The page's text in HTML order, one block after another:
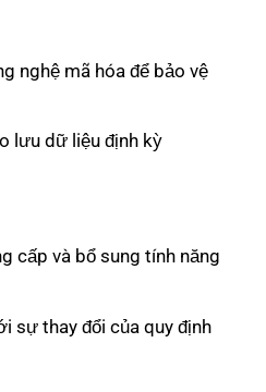
nghệ mã hóa để bảo vệ
lưu dữ liệu định kỳ
cấp và bổ sung tính năng
sự thay đổi của quy định